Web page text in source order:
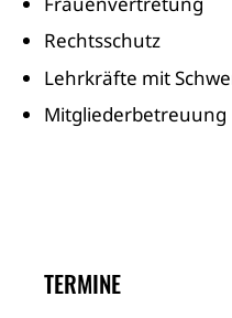
Rechtsschutz
Lehrkräfte mit
Mitgliederbetreuung
TERMINE